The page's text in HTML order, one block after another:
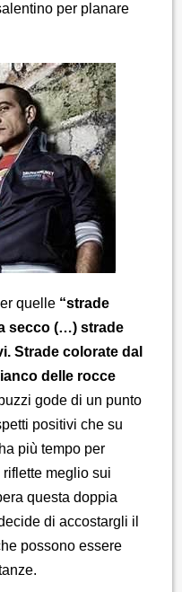
per planare
quelle “strade
secco (…) strade
Strade colorate dal
delle rocce
gode di un punto
positivi che su
più tempo per
meglio sui
questa doppia
di accostargli il
possono essere